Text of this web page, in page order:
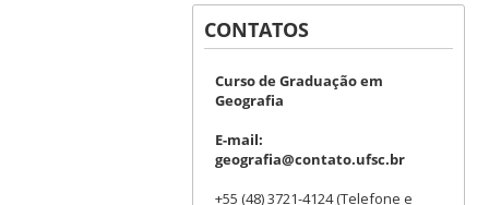
CONTATOS
Curso de Graduação em
Geografia
E-mail:
geografia@contato.ufsc.br
+55 (48) 3721-4124 (Telefone e